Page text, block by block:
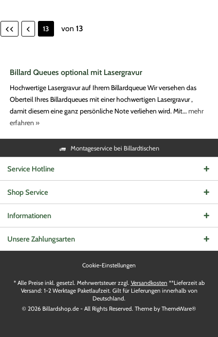
13 von 13
Billard Queues optional mit Lasergravur
Hochwertige Lasergravur auf Ihrem Billardqueue Wir versehen das
Oberteil Ihres Billardqueues mit einer hochwertigen Lasergravur ,
damit diesem eine ganz persönliche Note verliehen wird. Mit...mehr
erfahren »
Montageservice bei Billardtischen
Service Hotline
Shop Service
Informationen
Unsere Zahlungsarten
Cookie-Einstellungen
* Alle Preise inkl. gesetzl. Mehrwertsteuer zzgl. Versandkosten **Lieferzeit ab
Versand: 1-2 Werktage Paketlaufzeit. Gilt für Lieferungen innerhalb von
Deutschland.
© 2026 Billardshop.de - All Rights Reserved. Theme by ThemeWare®